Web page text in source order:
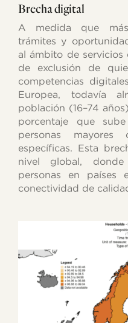
Brecha digital
A medida que más
trámites y
al ámbito de servicios
de exclusión de
competencias
Europea, todavía
población (16–74
porcentaje que
personas
específicas. Esta
nivel global,
personas en países
conectividad de